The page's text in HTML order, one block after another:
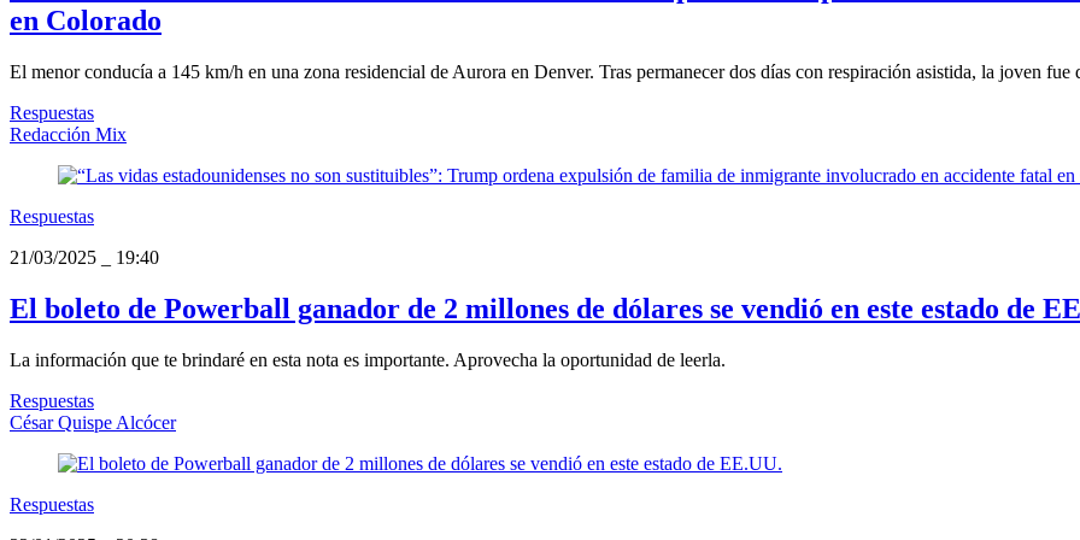
en Colorado
El menor conducía a 145 km/h en una zona residencial de Aurora en Denver. Tras permanecer dos días con respiración asistida, la joven fue
Respuestas
Redacción Mix
Respuestas
21/03/2025
19:40
El boleto de Powerball ganador de 2 millones de dólares se vendió en este estado de
La información que te brindaré en esta nota es importante. Aprovecha la oportunidad de leerla.
Respuestas
César Quispe Alcócer
Respuestas